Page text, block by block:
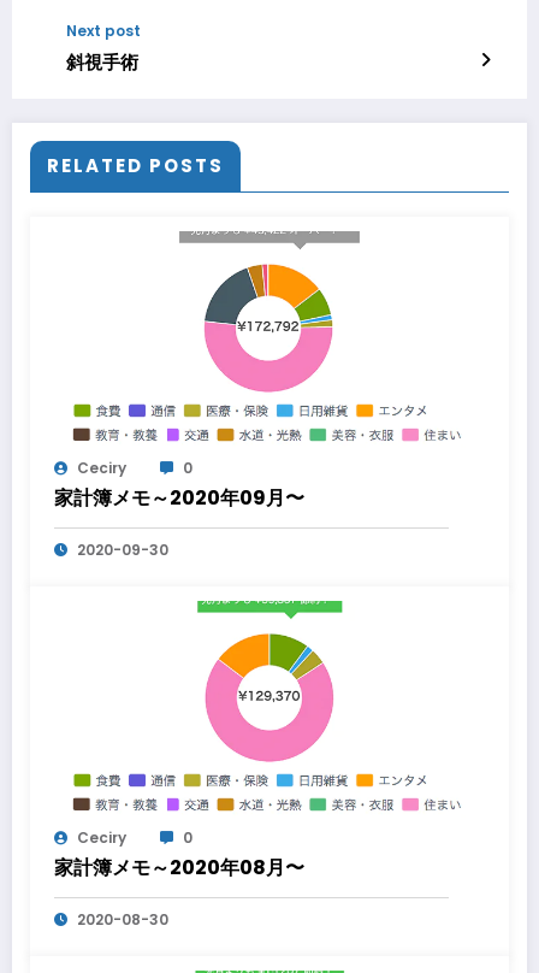
Next post
斜視手術
RELATED POSTS
Ceciry 0
家計簿メモ～2020年09月〜
2020-09-30
Ceciry 0
家計簿メモ～2020年08月〜
2020-08-30